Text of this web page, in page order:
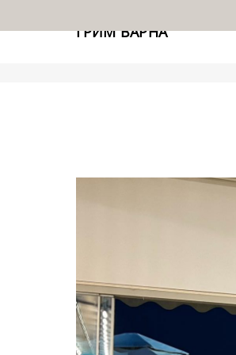
ГРИМ ВАРНА
ГРИМ ВАРНА